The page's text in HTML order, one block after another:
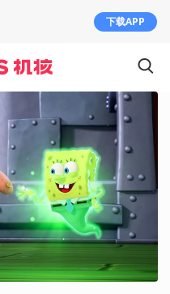
下载APP